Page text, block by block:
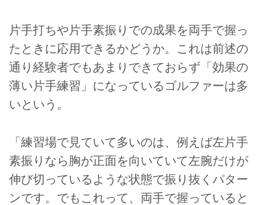
片手打ちや片手素振りでの成果を両手で握っ
たときに応用できるかどうか。これは前述の
通り経験者でもあまりできておらず「効果の
薄い片手練習」になっているゴルファーは多
いという。
「練習場で見ていて多いのは、例えば左片手
素振りなら胸が正面を向いていて左腕だけが
伸び切っているような状態で振り抜くパター
ンです。でもこれって、両手で握っていると